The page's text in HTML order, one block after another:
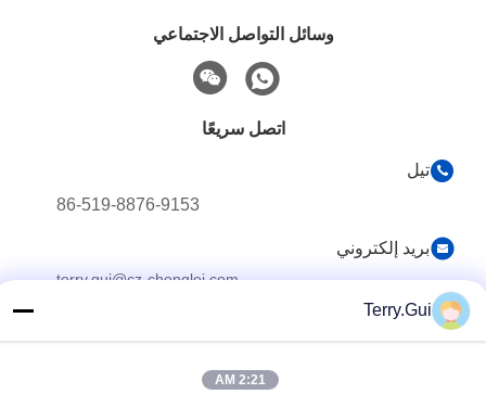
وسائل التواصل الاجتماعي
اتصل سريعًا
تيل
86-519-8876-9153
بريد إلكتروني
terry.gui@cz-chenglei.com
عنوان
منطقة التنمية الاقتصادية، مدينة تشانغتشو، الصين
Terry.Gui
2:21 AM